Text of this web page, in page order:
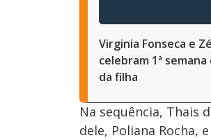
Virginia Fonseca e
celebram 1ª semana
da filha
Na sequência, Thais
dele, Poliana Rocha,